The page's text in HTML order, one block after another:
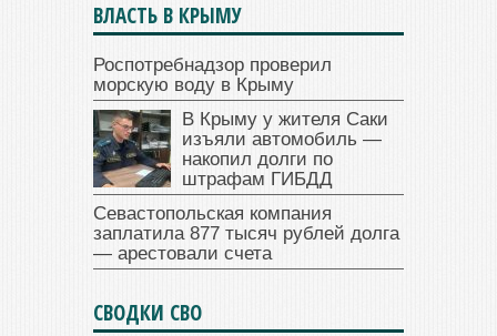
ВЛАСТЬ В КРЫМУ
Роспотребнадзор проверил
морскую воду в Крыму
В Крыму у жителя Саки
изъяли автомобиль —
накопил долги по
штрафам ГИБДД
Севастопольская компания
заплатила 877 тысяч рублей долга
— арестовали счета
СВОДКИ СВО